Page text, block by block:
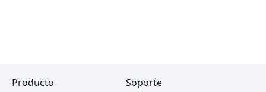
Producto Soporte